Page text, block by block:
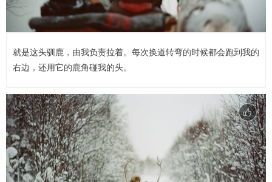
就是这头驯鹿，由我负责拉着。每次换道转弯的时候都会跑到我的
右边，还用它的鹿角碰我的头。